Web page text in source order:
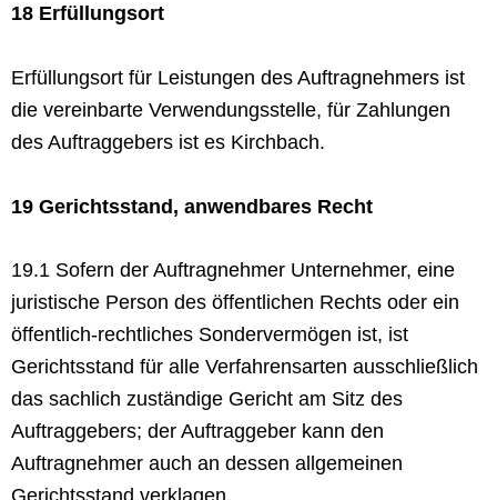
18 Erfüllungsort
Erfüllungsort für Leistungen des Auftragnehmers ist
die vereinbarte Verwendungsstelle, für Zahlungen
des Auftraggebers ist es Kirchbach.
19 Gerichtsstand, anwendbares Recht
19.1 Sofern der Auftragnehmer Unternehmer, eine
juristische Person des öffentlichen Rechts oder ein
öffentlich-rechtliches Sondervermögen ist, ist
Gerichtsstand für alle Verfahrensarten ausschließlich
das sachlich zuständige Gericht am Sitz des
Auftraggebers; der Auftraggeber kann den
Auftragnehmer auch an dessen allgemeinen